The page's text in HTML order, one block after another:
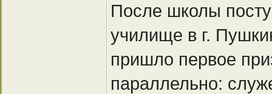
После школы
училище в г.
пришло первое
параллельно: